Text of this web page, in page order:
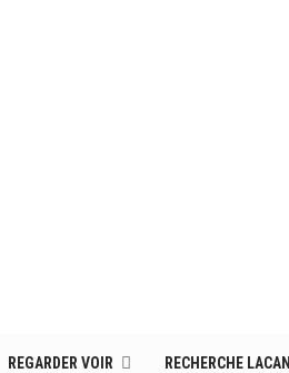
REGARDER VOIR RECHERCHE LACAN